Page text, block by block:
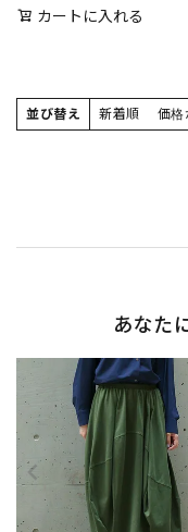
カートに入れる
並び替え 新着順 価格
あなた